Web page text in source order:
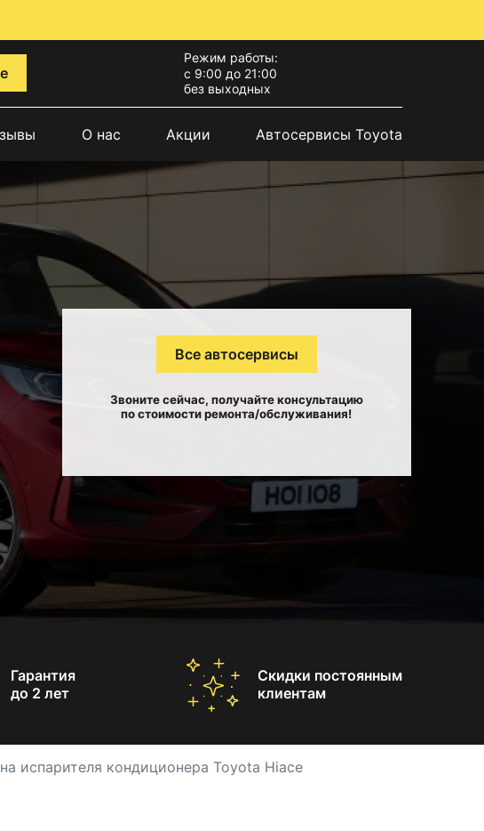
Режим работы:
с 9:00 до 21:00
без выходных
О нас Акции Автосервисы Toyota
Все автосервисы
Звоните сейчас, получайте консультацию
по стоимости ремонта/обслуживания!
Гарантия
до 2 лет
Скидки постоянным
клиентам
испарителя кондиционера Toyota Hiace